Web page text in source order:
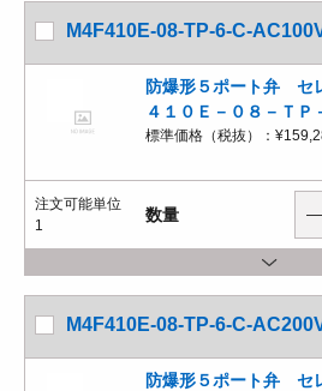
M4F410E-08-TP-6-C-
防爆形５ポート弁 セ
４１０Ｅ－０８－ＴＰ
標準価格（税抜）：
注文可能単位
1
数量
M4F410E-08-TP-6-C-
防爆形５ポート弁 セ